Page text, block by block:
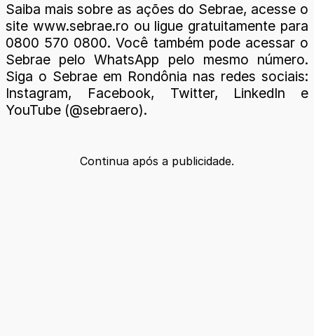
Saiba mais sobre as ações do Sebrae, acesse o
site www.sebrae.ro ou ligue gratuitamente para
0800 570 0800. Você também pode acessar o
Sebrae pelo WhatsApp pelo mesmo número.
Siga o Sebrae em Rondônia nas redes sociais:
Instagram, Facebook, Twitter, LinkedIn e
YouTube (@sebraero).
Continua após a publicidade.